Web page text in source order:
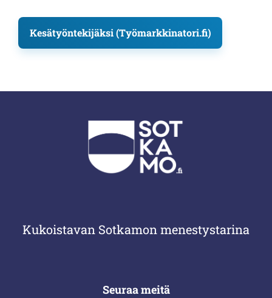
Kesätyöntekijäksi (Työmarkkinatori.fi)
Kukoistavan Sotkamon menestystarina
Seuraa meitä